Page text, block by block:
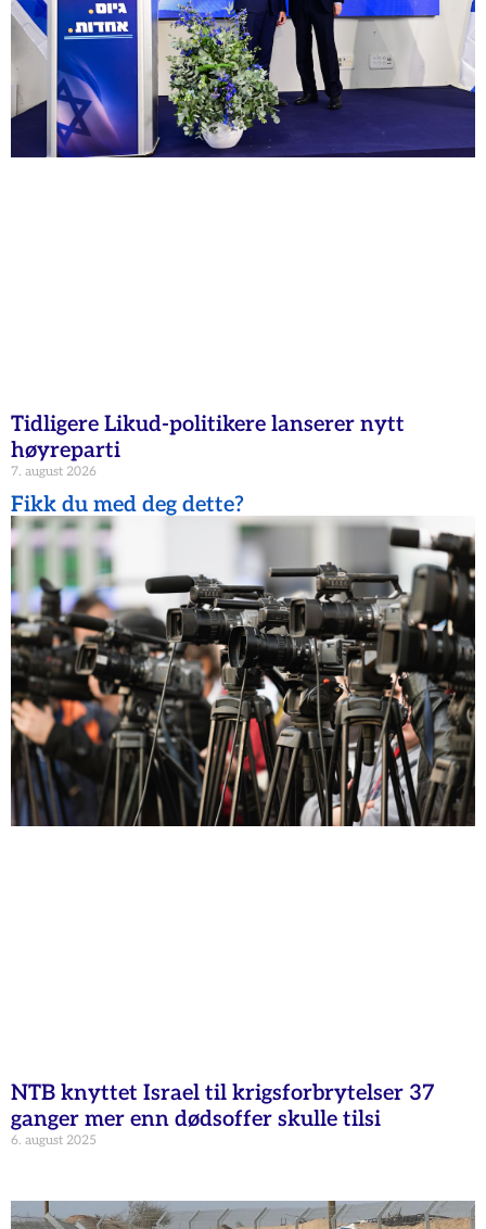
Tidligere Likud-politikere lanserer nytt
høyreparti
7. august 2026
Fikk du med deg dette?
NTB knyttet Israel til krigsforbrytelser 37
ganger mer enn dødsoffer skulle tilsi
6. august 2025